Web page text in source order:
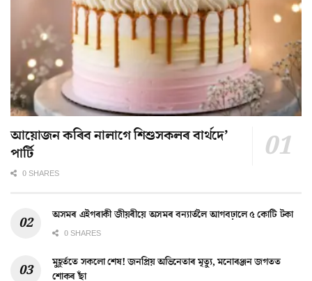
আয়োজন কৰিব নালাগে শিশুসকলৰ বাৰ্থদে’
পাৰ্টি
0 SHARES
অসমৰ এইগৰাকী জীয়ৰীয়ে অসমৰ বন্যাৰ্তলৈ আগবঢ়ালে ৫ কোটি টকা
0 SHARES
মুহূৰ্ততে সকলো শেষ! জনপ্ৰিয় অভিনেতাৰ মৃত্যু, মনোৰঞ্জন জগতত
শোকৰ ছাঁ